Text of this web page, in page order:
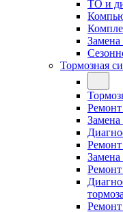
ТО и
Замена
Тормозная
Замена
Замена
тормоза
Ремонт